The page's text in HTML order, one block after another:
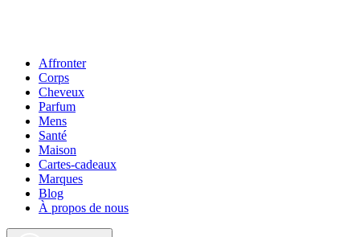
Affronter
Corps
Cheveux
Parfum
Mens
Santé
Maison
Cartes-cadeaux
Marques
Blog
À propos de nous